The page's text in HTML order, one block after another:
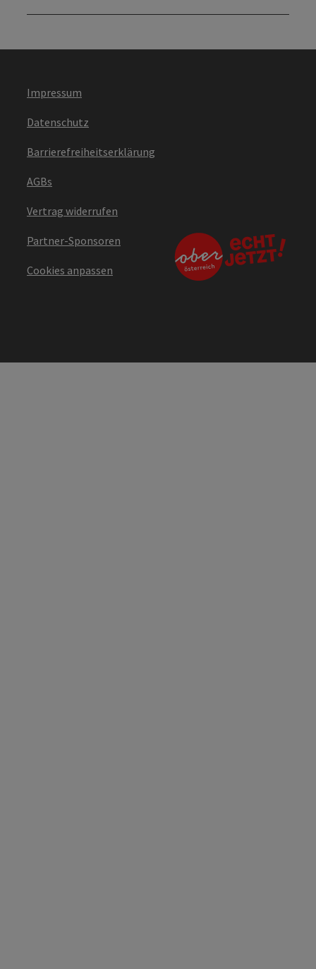
Impressum
Datenschutz
Barrierefreiheitserklärung
AGBs
Vertrag widerrufen
Partner-Sponsoren
Cookies anpassen